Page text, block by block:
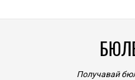
Получавай